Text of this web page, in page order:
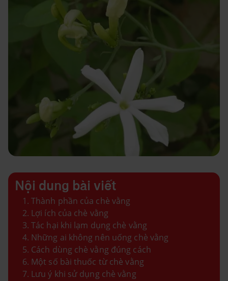
Nội dung bài viết
Thành phần của chè vằng
Lợi ích của chè vằng
Tác hại khi lạm dụng chè vằng
Những ai không nên uống chè vằng
Cách dùng chè vằng đúng cách
Một số bài thuốc từ chè vằng
Lưu ý khi sử dụng chè vằng